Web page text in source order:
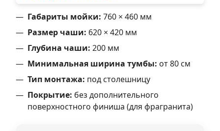
Габариты мойки: 760 × 460 мм
Размер чаши: 620 × 420 мм
Глубина чаши: 200 мм
Минимальная ширина тумбы: от 80 см
Тип монтажа: под столешницу
Покрытие: без дополнительного
поверхностного финиша (для фрагранита)